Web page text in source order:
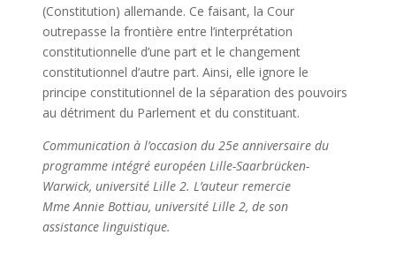
(Constitution) allemande. Ce faisant, la Cour
outrepasse la frontière entre l’interprétation
constitutionnelle d’une part et le changement
constitutionnel d’autre part. Ainsi, elle ignore le
principe constitutionnel de la séparation des pouvoirs
au détriment du Parlement et du constituant.
Communication à l’occasion du 25eanniversaire du
programme intégré européen Lille-Saarbrücken-
Warwick, université Lille 2. L’auteur remercie
MmeAnnie Bottiau, université Lille 2, de son
assistance linguistique.